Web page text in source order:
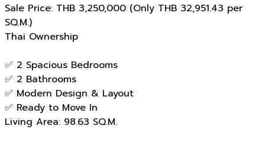
Sale Price: THB 3,250,000 (Only THB 32,951.43 per
SQ.M.)
Thai Ownership
✅ 2 Spacious Bedrooms
✅ 2 Bathrooms
✅ Modern Design & Layout
✅ Ready to Move In
Living Area: 98.63 SQ.M.